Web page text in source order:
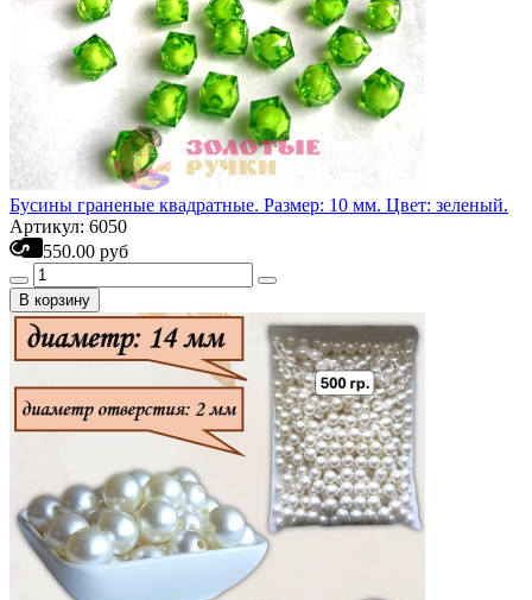
Бусины граненые квадратные. Размер: 10 мм. Цвет: зеленый.
Артикул: 6050
550.00 руб
В корзину